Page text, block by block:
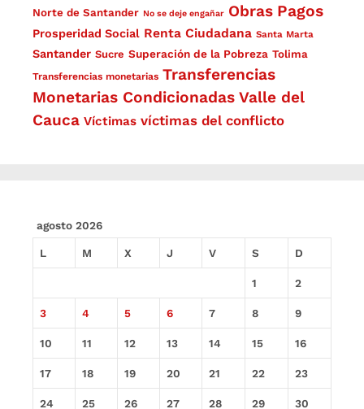
Norte de Santander No se deje engañar Obras Pagos
Prosperidad Social Renta Ciudadana Santa Marta
Santander Sucre Superación de la Pobreza Tolima
Transferencias monetarias Transferencias
Monetarias Condicionadas Valle del
Cauca Víctimas víctimas del conflicto
agosto 2026
L M X J V S D
1 2
3 4 5 6 7 8 9
10 11 12 13 14 15 16
17 18 19 20 21 22 23
24 25 26 27 28 29 30